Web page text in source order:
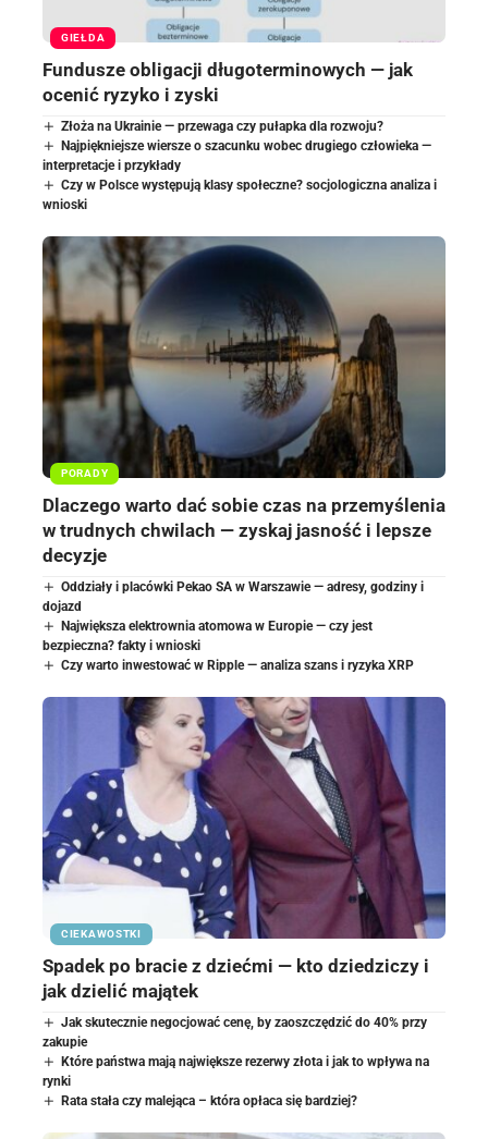
GIEŁDA
Fundusze obligacji długoterminowych — jak
ocenić ryzyko i zyski
Złoża na Ukrainie — przewaga czy pułapka dla rozwoju?
Najpiękniejsze wiersze o szacunku wobec drugiego człowieka —
interpretacje i przykłady
Czy w Polsce występują klasy społeczne? socjologiczna analiza i
wnioski
PORADY
Dlaczego warto dać sobie czas na przemyślenia
w trudnych chwilach — zyskaj jasność i lepsze
decyzje
Oddziały i placówki Pekao SA w Warszawie — adresy, godziny i
dojazd
Największa elektrownia atomowa w Europie — czy jest
bezpieczna? fakty i wnioski
Czy warto inwestować w Ripple — analiza szans i ryzyka XRP
CIEKAWOSTKI
Spadek po bracie z dziećmi — kto dziedziczy i
jak dzielić majątek
Jak skutecznie negocjować cenę, by zaoszczędzić do 40% przy
zakupie
Które państwa mają największe rezerwy złota i jak to wpływa na
rynki
Rata stała czy malejąca – która opłaca się bardziej?